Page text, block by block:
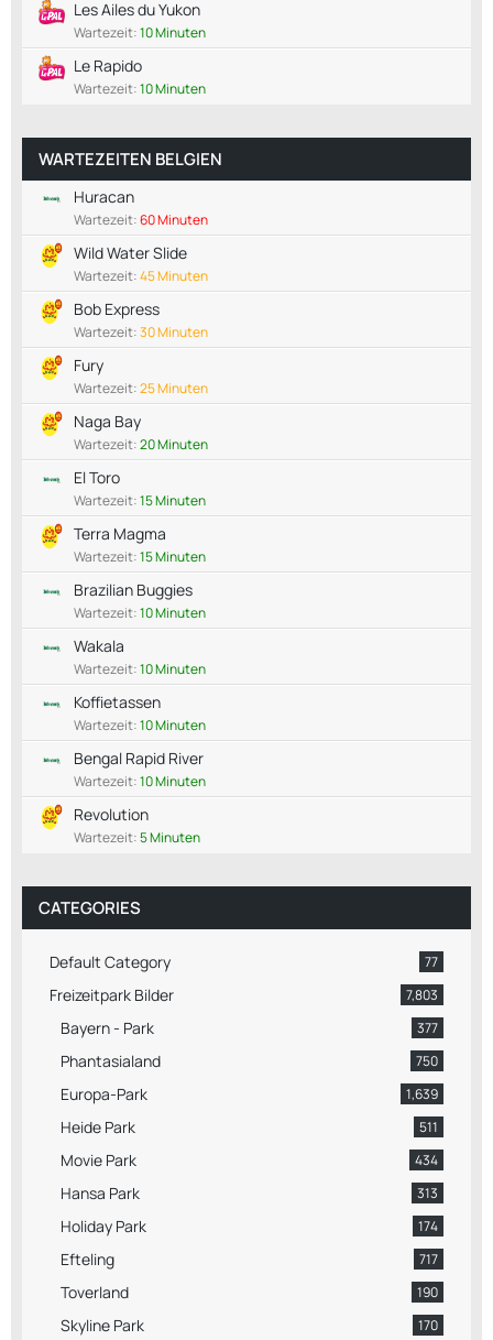
Les Ailes du Yukon
Wartezeit:10 Minuten
Le Rapido
Wartezeit:10 Minuten
WARTEZEITEN BELGIEN
Huracan
Wartezeit:60 Minuten
Wild Water Slide
Wartezeit:45 Minuten
Bob Express
Wartezeit:30 Minuten
Fury
Wartezeit:25 Minuten
Naga Bay
Wartezeit:20 Minuten
El Toro
Wartezeit:15 Minuten
Terra Magma
Wartezeit:15 Minuten
Brazilian Buggies
Wartezeit:10 Minuten
Wakala
Wartezeit:10 Minuten
Koffietassen
Wartezeit:10 Minuten
Bengal Rapid River
Wartezeit:10 Minuten
Revolution
Wartezeit:5 Minuten
CATEGORIES
Default Category 77
Freizeitpark Bilder 7,803
Bayern - Park 377
Phantasialand 750
Europa-Park 1,639
Heide Park 511
Movie Park 434
Hansa Park 313
Holiday Park 174
Efteling 717
Toverland 190
Skyline Park 170